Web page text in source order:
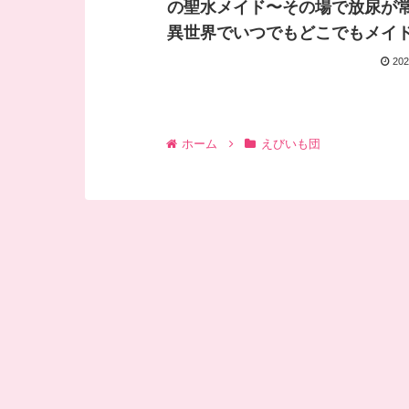
の聖水メイド〜その場で放尿が
異世界でいつでもどこでもメイ
ホーム えびいも団